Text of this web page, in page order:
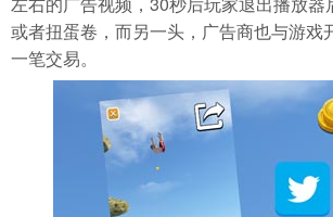
或者扭蛋卷，而另一头，广告商也与游戏
一笔交易。